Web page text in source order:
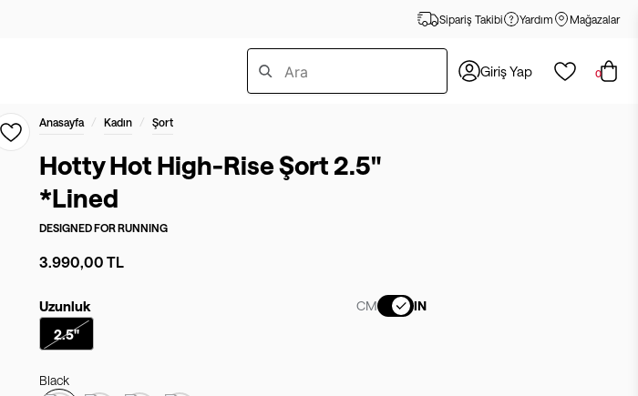
Sipariş Takibi Yardım Mağazalar
Giriş Yap 0
Anasayfa / Kadın / Şort
Hotty Hot High-Rise Şort 2.5"
*Lined
DESIGNED FORRUNNING
3.990,00 TL
Uzunluk CM IN
2.5"
Black